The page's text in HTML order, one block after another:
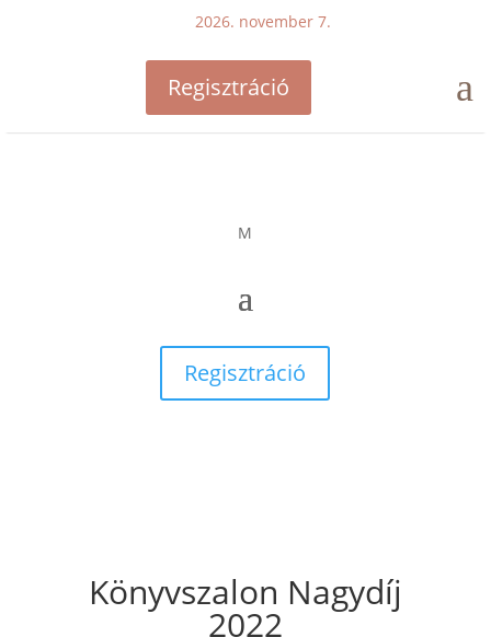
2026. november 7.
Regisztráció a
M
Regisztráció
Könyvszalon Nagydíj
2022